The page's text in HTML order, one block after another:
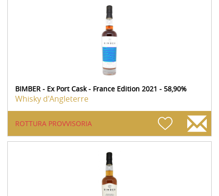
BIMBER - Ex Port Cask - France Edition 2021 - 58,90%
Whisky d'Angleterre
ROTTURA PROVVISORIA